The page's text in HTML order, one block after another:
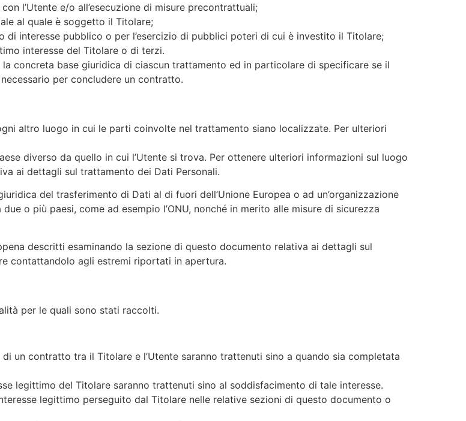
l’Utente e/o all’esecuzione di misure precontrattuali;
al quale è soggetto il Titolare;
di interesse pubblico o per l’esercizio di pubblici poteri di cui è investito il Titolare;
interesse del Titolare o di terzi.
concreta base giuridica di ciascun trattamento ed in particolare di specificare se il
per concludere un contratto.
altro luogo in cui le parti coinvolte nel trattamento siano localizzate. Per ulteriori
diverso da quello in cui l’Utente si trova. Per ottenere ulteriori informazioni sul luogo
ai dettagli sul trattamento dei Dati Personali.
del trasferimento di Dati al di fuori dell’Unione Europea o ad un’organizzazione
o più paesi, come ad esempio l’ONU, nonché in merito alle misure di sicurezza
descritti esaminando la sezione di questo documento relativa ai dettagli sul
contattandolo agli estremi riportati in apertura.
per le quali sono stati raccolti.
un contratto tra il Titolare e l’Utente saranno trattenuti sino a quando sia completata
legittimo del Titolare saranno trattenuti sino al soddisfacimento di tale interesse.
legittimo perseguito dal Titolare nelle relative sezioni di questo documento o